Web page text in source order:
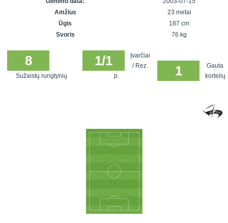
SFL rudens
Snaigės taurė
čempionatas
Vilnius
Amžius
23 metai
Ūgis
187 cm
Svoris
76 kg
8
Sužaistų rungtynių
1/1
Įvarčiai
/ Rez.
p.
1
Gauta
kortelių